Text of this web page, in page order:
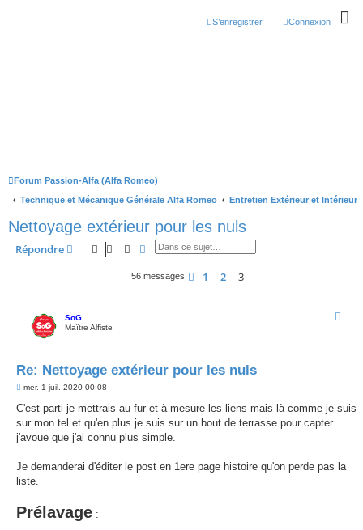
Connexion
S’enregistrer
Forum Passion-Alfa (Alfa Romeo)
Technique et Mécanique Générale Alfa Romeo
Entretien Extérieur et Intérieur
Nettoyage extérieur pour les nuls
Répondre Rechercher
Recherche avancée
56 messages Précédente
1 2 3
SoG
Maître Alfiste
Re: Nettoyage extérieur pour les nuls
M
s
a
g
mer. 1 juil. 2020 00:08
C'est parti je mettrais au fur et à mesure les liens mais là comme je suis
sur mon tel et qu'en plus je suis sur un bout de terrasse pour capter
j'avoue que j'ai connu plus simple.
Je demanderai d'éditer le post en 1ere page histoire qu'on perde pas la
liste.
Prélavage :